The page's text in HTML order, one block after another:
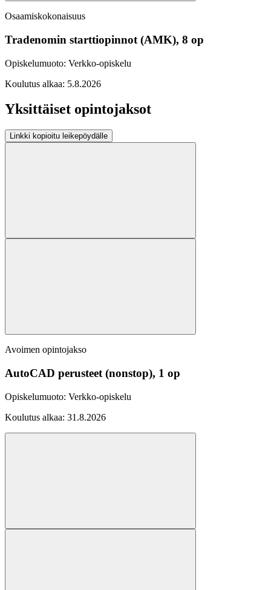
Osaamiskokonaisuus
Tradenomin starttiopinnot (AMK), 8 op
Opiskelumuoto: Verkko-opiskelu
Koulutus alkaa: 5.8.2026
Yksittäiset opintojaksot
Linkki kopioitu leikepöydälle
Avoimen opintojakso
AutoCAD perusteet (nonstop), 1 op
Opiskelumuoto: Verkko-opiskelu
Koulutus alkaa: 31.8.2026